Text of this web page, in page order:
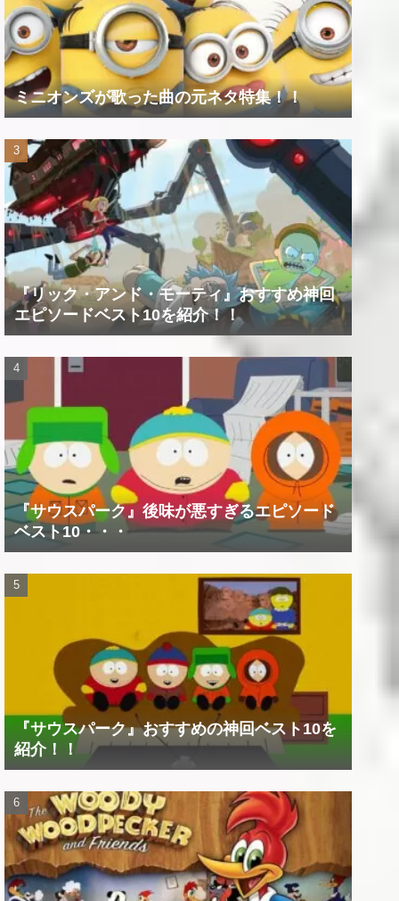
ミニオンズが歌った曲の元ネタ特集！！
『リック・アンド・モーティ』おすすめ神回
エピソードベスト10を紹介！！
『サウスパーク』後味が悪すぎるエピソード
ベスト10・・・
『サウスパーク』おすすめの神回ベスト10を
紹介！！